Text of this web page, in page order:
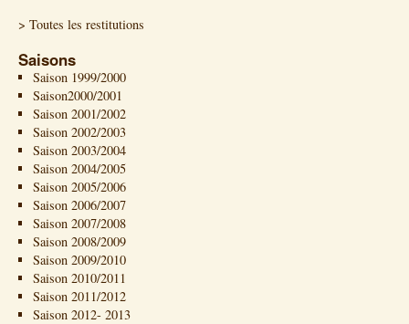
> Toutes les restitutions
Saisons
Saison 1999/2000
Saison2000/2001
Saison 2001/2002
Saison 2002/2003
Saison 2003/2004
Saison 2004/2005
Saison 2005/2006
Saison 2006/2007
Saison 2007/2008
Saison 2008/2009
Saison 2009/2010
Saison 2010/2011
Saison 2011/2012
Saison 2012- 2013